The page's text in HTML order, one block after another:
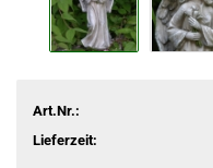
Art.Nr.:
Lieferzeit: